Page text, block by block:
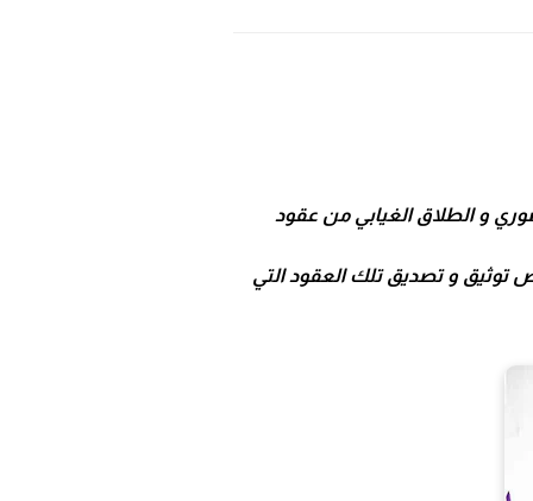
و الطلاق الغيابي من عقود
توثيق و تصديق تلك العقود التي